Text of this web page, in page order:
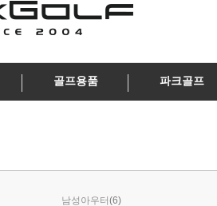
골프용품 파크골프
남성아우터 (6)